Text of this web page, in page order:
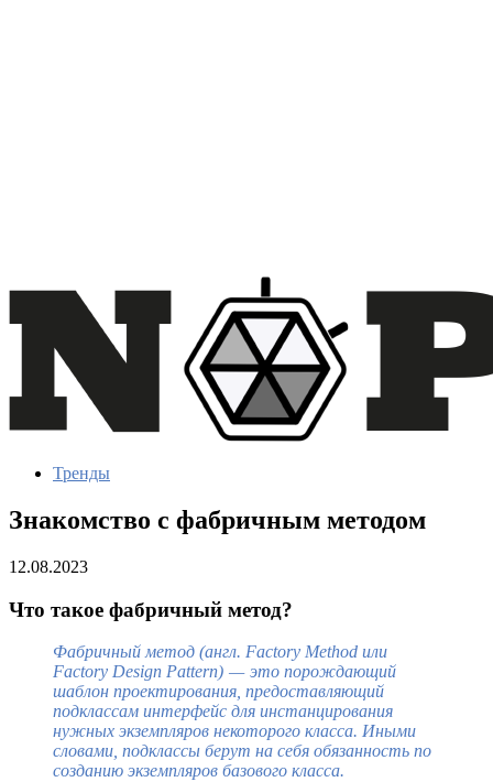
Тренды
Знакомство с фабричным методом
12.08.2023
Что такое фабричный метод?
Фабричный метод (англ. Factory Method или
Factory Design Pattern) — это порождающий
шаблон проектирования, предоставляющий
подклассам интерфейс для инстанцирования
нужных экземпляров некоторого класса. Иными
словами, подклассы берут на себя обязанность по
созданию экземпляров базового класса.